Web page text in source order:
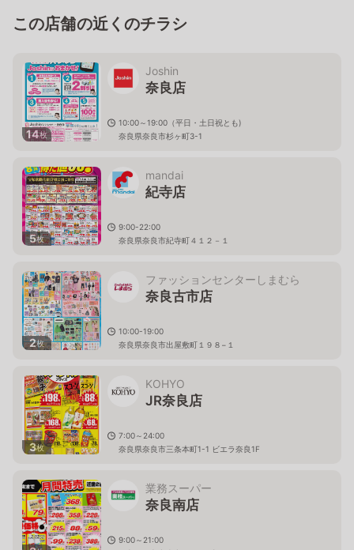
この店舗の近くのチラシ
14枚
Joshin
奈良店
10:00～19:00（平日・土日祝とも)
奈良県奈良市杉ヶ町3-1
5枚
mandai
紀寺店
9:00-22:00
奈良県奈良市紀寺町４１２－１
2枚
ファッションセンターしまむら
奈良古市店
10:00-19:00
奈良県奈良市出屋敷町１９８−１
3枚
KOHYO
JR奈良店
7:00～24:00
奈良県奈良市三条本町1-1 ビエラ奈良1F
業務スーパー
奈良南店
9:00～21:00